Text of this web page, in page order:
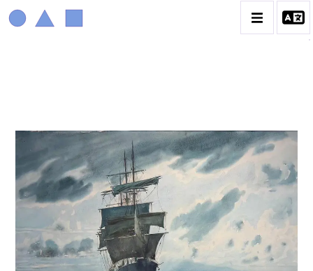
MARIN MARIE
BIOGRAPHIE
CATALOGUE DES OEUVRES
CONTACT